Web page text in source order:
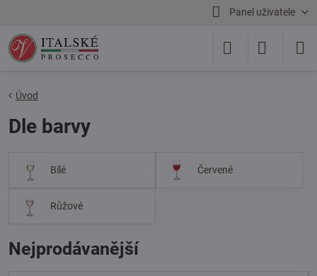
Panel uživatele
Úvod
Dle barvy
Bílé Červené
Růžové
Nejprodávanější